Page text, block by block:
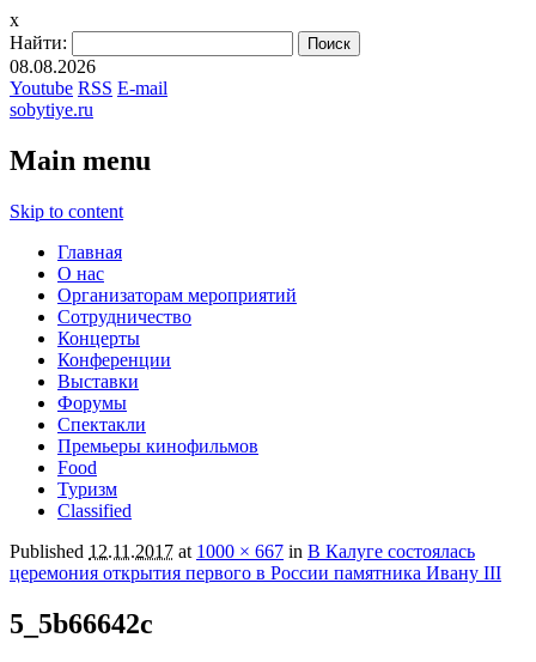
x
Найти:
08.08.2026
Youtube RSS E-mail
sobytiye.ru
Main menu
Skip to content
Главная
О нас
Организаторам мероприятий
Сотрудничество
Концерты
Конференции
Выставки
Форумы
Спектакли
Премьеры кинофильмов
Food
Туризм
Сlassified
Published 12.11.2017 at 1000 × 667 in В Калуге состоялась
церемония открытия первого в России памятника Ивану III
5_5b66642c